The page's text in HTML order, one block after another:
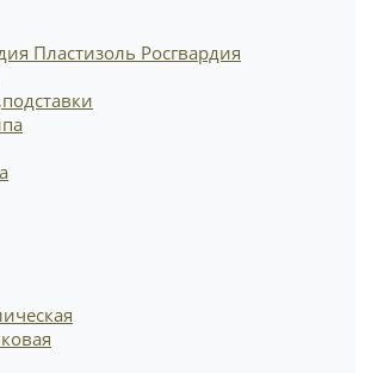
Пластизоль Росгвардия